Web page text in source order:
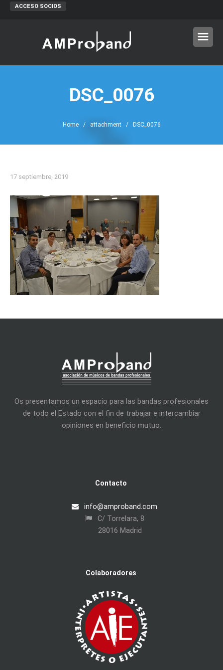
ACCESO SOCIOS
DSC_0076
Home/ attachment / DSC_0076
17 septiembre, 2019
Os presentamos un espacio para las bandas profesionales
de todo el Estado con el fin de trabajar e intercambiar
opiniones en beneficio mutuo.
Contacto
info@amproband.com
C/ Torrelara, 8
28016 Madrid
Colaboradores